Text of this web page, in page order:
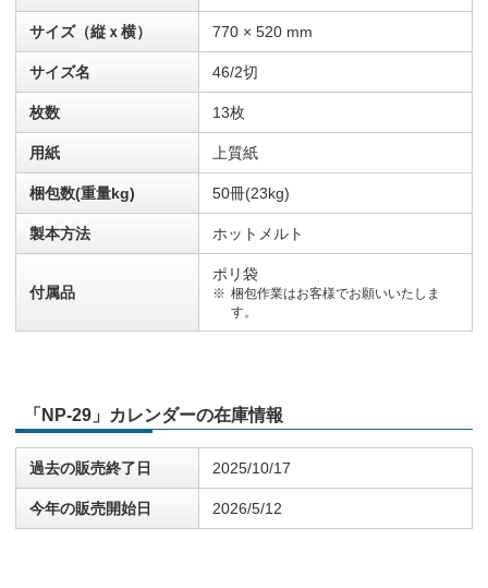
サイズ（縦ｘ横） 770 × 520 mm
サイズ名 46/2切
枚数 13枚
用紙 上質紙
梱包数(重量kg) 50冊(23kg)
製本方法 ホットメルト
付属品
ポリ袋
梱包作業はお客様でお願いいたしま
す。
「NP-29」カレンダーの在庫情報
過去の販売終了日 2025/10/17
今年の販売開始日 2026/5/12